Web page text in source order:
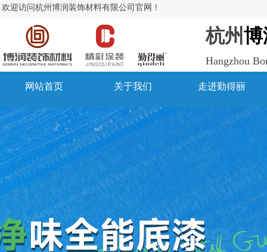
欢迎访问杭州博润装饰材料有限公司官网！
杭州博
Hangzhou
网站首页 关于我们 走进勤得丽